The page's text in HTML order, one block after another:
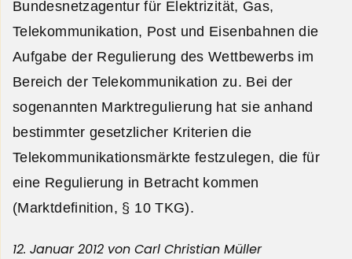
Bundesnetzagentur für Elektrizität, Gas,
Telekommunikation, Post und Eisenbahnen die
Aufgabe der Regulierung des Wettbewerbs im
Bereich der Telekommunikation zu. Bei der
sogenannten Marktregulierung hat sie anhand
bestimmter gesetzlicher Kriterien die
Telekommunikationsmärkte festzulegen, die für
eine Regulierung in Betracht kommen
(Marktdefinition, § 10 TKG).
12. Januar 2012 von Carl Christian Müller